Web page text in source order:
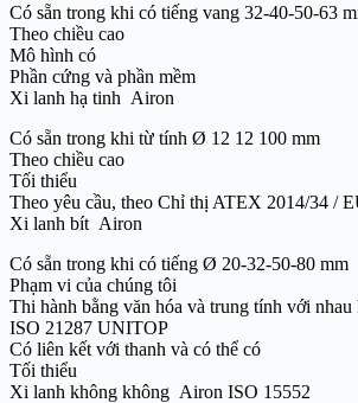
Có sẵn trong khi có tiếng vang 32-40-50-63
Theo chiều cao
Mô hình có
Phần cứng và phần mềm
Xi lanh hạ tinh Airon
Có sẵn trong khi từ tính Ø 12 12 100 mm
Theo chiều cao
Tối thiểu
Theo yêu cầu, theo Chỉ thị ATEX 2014/34 /
Xi lanh bít Airon
Có sẵn trong khi có tiếng Ø 20-32-50-80 mm
Phạm vi của chúng tôi
Thi hành bằng văn hóa và trung tính với nhau
ISO 21287 UNITOP
Có liên kết với thanh và có thể có
Tối thiểu
Xi lanh không không Airon ISO 15552